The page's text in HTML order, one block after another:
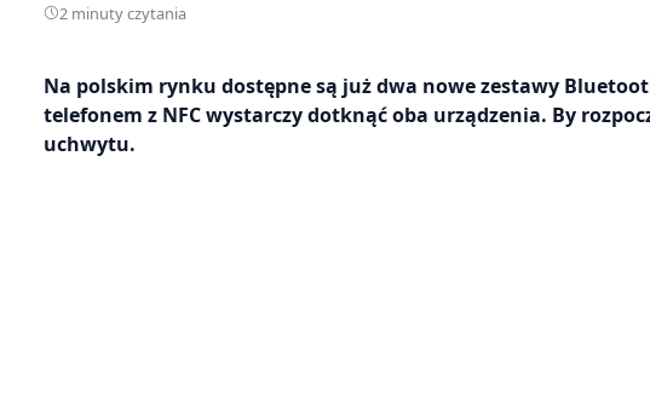
2 minuty czytania
Na polskim rynku dostępne są już dwa nowe zestawy
telefonem z NFC wystarczy dotknąć oba urządzenia. By
uchwytu.